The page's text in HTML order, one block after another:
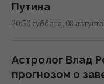
Путина
20:50 суббота, 08
Астролог Влад
прогнозом о